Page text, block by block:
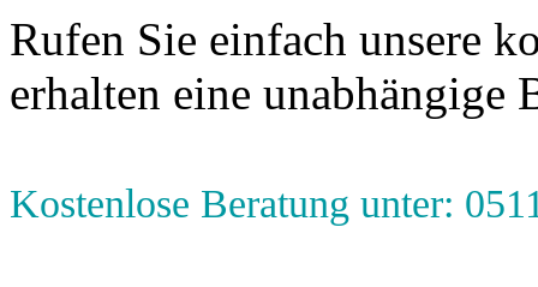
Rufen Sie einfach unsere
erhalten eine unabhängige
Kostenlose Beratung unter: